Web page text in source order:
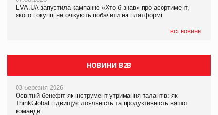
EVA.UA запустила кампанію «Хто б знав» про асортимент,
якого покупці не очікують побачити на платформі
всі новини
05.08.2026
Мережа супермаркетів VARUS купує мережу магазинів
НОВИНИ B2B
03 березня 2026
Освітній бенефіт як інструмент утримання талантів: як
ThinkGlobal підвищує лояльність та продуктивність вашої
команди